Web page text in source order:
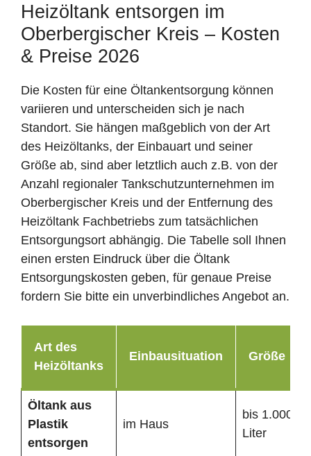
Heizöltank entsorgen im
Oberbergischer Kreis – Kosten
& Preise 2026
Die Kosten für eine Öltankentsorgung können
variieren und unterscheiden sich je nach
Standort. Sie hängen maßgeblich von der Art
des Heizöltanks, der Einbauart und seiner
Größe ab, sind aber letztlich auch z.B. von der
Anzahl regionaler Tankschutzunternehmen im
Oberbergischer Kreis und der Entfernung des
Heizöltank Fachbetriebs zum tatsächlichen
Entsorgungsort abhängig. Die Tabelle soll Ihnen
einen ersten Eindruck über die Öltank
Entsorgungskosten geben, für genaue Preise
fordern Sie bitte ein unverbindliches Angebot an.
Art des
Heizöltanks
Einbausituation Größe
Öltank aus
Plastik
entsorgen
im Haus
bis 1.000
Liter